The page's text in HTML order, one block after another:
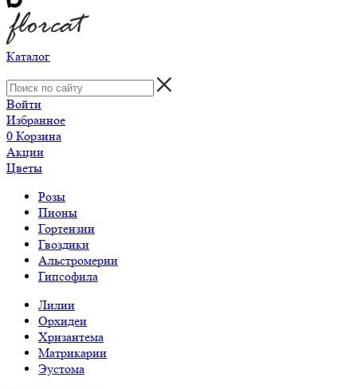
Каталог
Войти
Избранное
0 Корзина
Акции
Цветы
Розы
Пионы
Гортензии
Гвоздики
Альстромерии
Гипсофила
Лилии
Орхидеи
Хризантема
Матрикарии
Эустома